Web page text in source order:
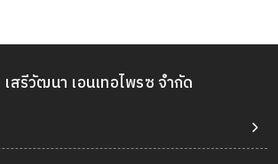
สรีวัฒนา เอนเทอไพรซ จำกัด